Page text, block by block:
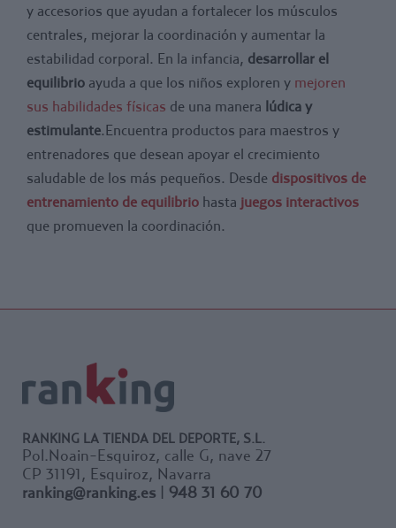
y accesorios que ayudan a fortalecer los músculos
centrales, mejorar la coordinación y aumentar la
estabilidad corporal. En la infancia, desarrollar el
equilibrio ayuda a que los niños exploren y mejoren
sus habilidades físicas de una manera lúdica y
estimulante.Encuentra productos para maestros y
entrenadores que desean apoyar el crecimiento
saludable de los más pequeños. Desde dispositivos de
entrenamiento de equilibrio hasta juegos interactivos
que promueven la coordinación.
RANKING LA TIENDA DEL DEPORTE, S.L.
Pol.Noain-Esquiroz, calle G, nave 27
CP 31191, Esquiroz, Navarra
ranking@ranking.es | 948 31 60 70